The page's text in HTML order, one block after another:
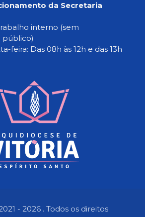
da Secretaria
interno (sem
público)
feira: Das 08h às 12h e das 13h
- 2026 . Todos os direitos